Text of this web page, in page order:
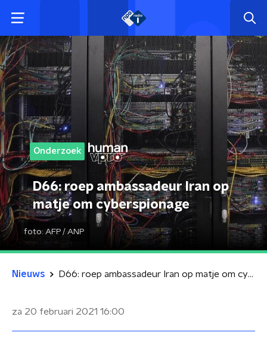
Onderzoek
D66: roep ambassadeur Iran op
matje om cyberspionage
foto: AFP / ANP
Nieuws D66: roep ambassadeur Iran op matje om cyberspionage
za 20 februari 2021 16:00